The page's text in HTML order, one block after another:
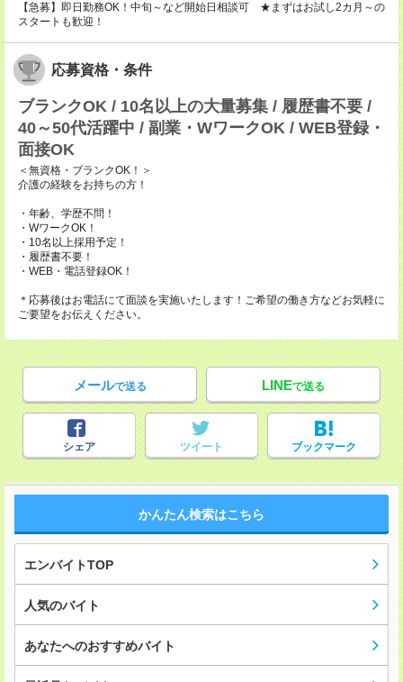
【急募】即日勤務OK！中旬～など開始日相談可 ★まずはお試し2カ月～の
スタートも歓迎！
応募資格・条件
ブランクOK / 10名以上の大量募集 / 履歴書不要 /
40～50代活躍中 / 副業・WワークOK / WEB登録・
面接OK
＜無資格・ブランクOK！＞
介護の経験をお持ちの方！
・年齢、学歴不問！
・WワークOK！
・10名以上採用予定！
・履歴書不要！
・WEB・電話登録OK！
＊応募後はお電話にて面談を実施いたします！ご希望の働き方などお気軽に
ご要望をお伝えください。
メールで送る LINEで送る
シェア ツイート ブックマーク
かんたん検索はこちら
エンバイトTOP
人気のバイト
あなたへのおすすめバイト